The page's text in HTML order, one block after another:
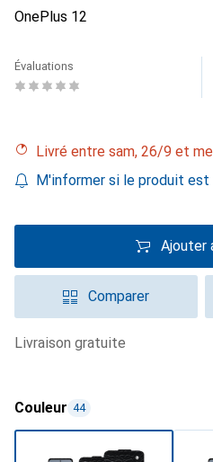
OnePlus 12
Évaluations
Livré entre sam, 26/9 et
M'informer si le produit
Ajouter
Comparer
livraison gratuite
Couleur 44